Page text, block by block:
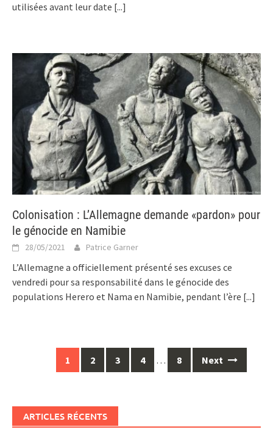
utilisées avant leur date [...]
Colonisation : L’Allemagne demande «pardon» pour
le génocide en Namibie
28/05/2021 Patrice Garner
L’Allemagne a officiellement présenté ses excuses ce
vendredi pour sa responsabilité dans le génocide des
populations Herero et Nama en Namibie, pendant l’ère [...]
navigation
1 2 3 4 … 8 Next
ARTICLES RÉCENTS